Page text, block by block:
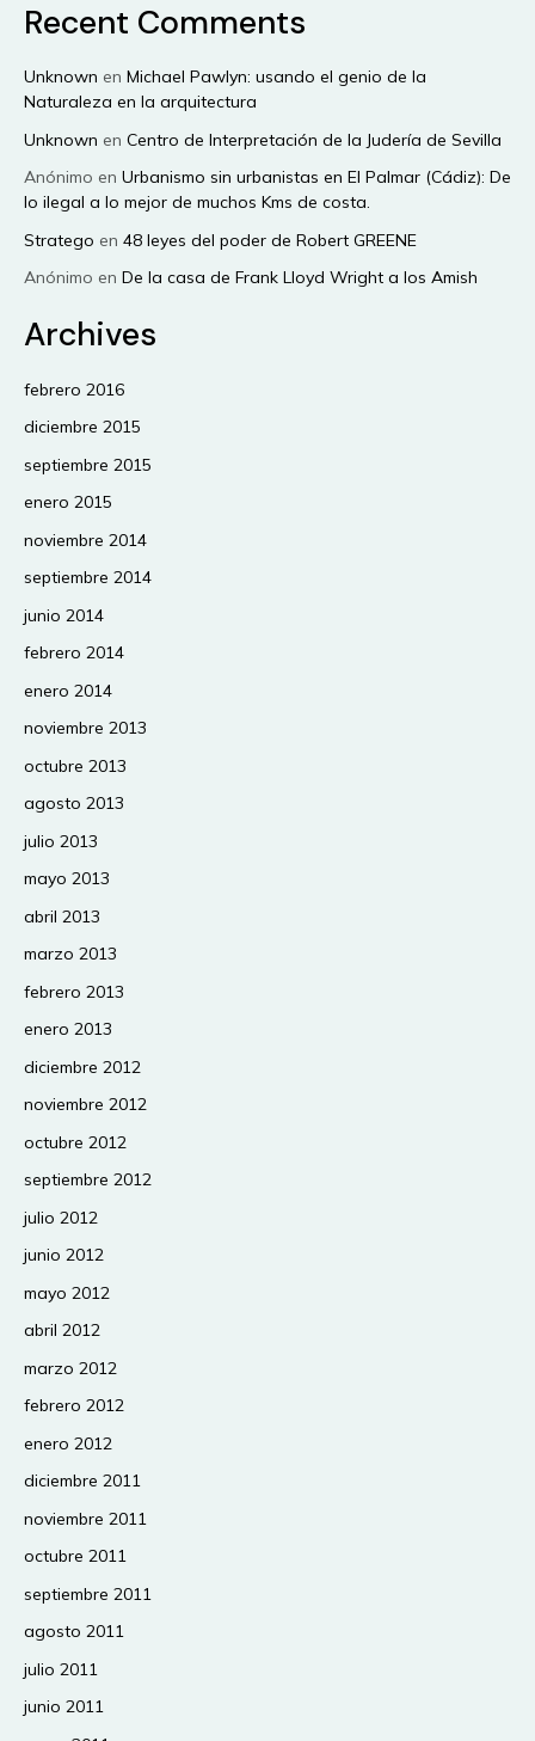
Recent Comments
Unknown en Michael Pawlyn: usando el genio de la
Naturaleza en la arquitectura
Unknown en Centro de Interpretación de la Judería de Sevilla
Anónimo en Urbanismo sin urbanistas en El Palmar (Cádiz): De
lo ilegal a lo mejor de muchos Kms de costa.
Stratego en 48 leyes del poder de Robert GREENE
Anónimo en De la casa de Frank Lloyd Wright a los Amish
Archives
febrero 2016
diciembre 2015
septiembre 2015
enero 2015
noviembre 2014
septiembre 2014
junio 2014
febrero 2014
enero 2014
noviembre 2013
octubre 2013
agosto 2013
julio 2013
mayo 2013
abril 2013
marzo 2013
febrero 2013
enero 2013
diciembre 2012
noviembre 2012
octubre 2012
septiembre 2012
julio 2012
junio 2012
mayo 2012
abril 2012
marzo 2012
febrero 2012
enero 2012
diciembre 2011
noviembre 2011
octubre 2011
septiembre 2011
agosto 2011
julio 2011
junio 2011